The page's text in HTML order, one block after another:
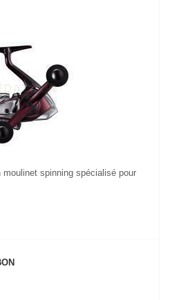
LE PRODUIT
spinning spécialisé pour